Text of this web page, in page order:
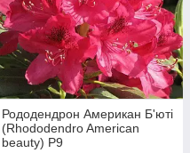
Рододендрон Американ Б'юті
(Rhododendro American
beauty) Р9